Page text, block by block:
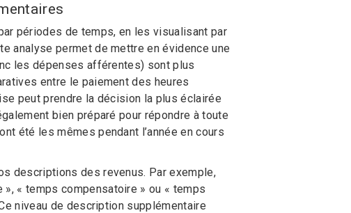
périodes de temps, en les visualisant par
analyse permet de mettre en évidence une
les dépenses afférentes) sont plus
entre le paiement des heures
peut prendre la décision la plus éclairée
bien préparé pour répondre à toute
été les mêmes pendant l’année en cours
descriptions des revenus. Par exemple,
« temps compensatoire » ou « temps
niveau de description supplémentaire